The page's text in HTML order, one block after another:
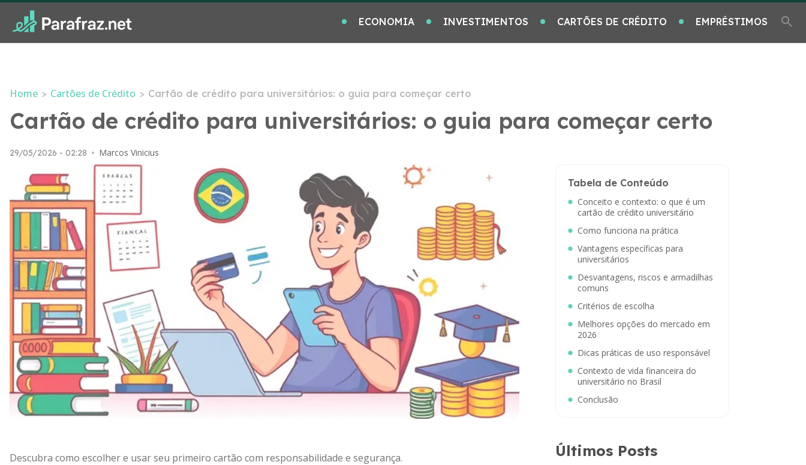
ECONOMIA INVESTIMENTOS CARTÕES DE CRÉDITO EMPRÉSTIMOS
Home > Cartões de Crédito > Cartão de crédito para universitários: o guia para começar certo
Cartão de crédito para universitários: o guia para começar certo
29/05/2026 - 02:28 • Marcos Vinicius
Descubra como escolher e usar seu primeiro cartão com responsabilidade e segurança.
Tabela de Conteúdo
Conceito e contexto: o que é um
cartão de crédito universitário
Como funciona na prática
Vantagens específicas para
universitários
Desvantagens, riscos e armadilhas
comuns
Critérios de escolha
Melhores opções do mercado em
2026
Dicas práticas de uso responsável
Contexto de vida financeira do
universitário no Brasil
Conclusão
Últimos Posts